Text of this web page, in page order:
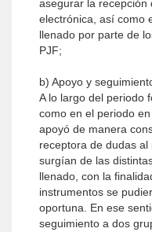
asegurar la recepción
electrónica, así como
llenado por parte de
PJF;
b) Apoyo y
A lo largo del periodo
como en el periodo
apoyó de manera
receptora de dudas
surgían de las
llenado, con la
instrumentos se
oportuna. En ese
seguimiento a dos